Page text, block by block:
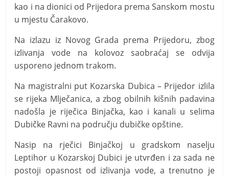
kao i na dionici od Prijedora prema Sanskom mostu
u mjestu Čarakovo.
Na izlazu iz Novog Grada prema Prijedoru, zbog
izlivanja vode na kolovoz saobraćaj se odvija
usporeno jednom trakom.
Na magistralni put Kozarska Dubica – Prijedor izlila
se rijeka Mlječanica, a zbog obilnih kišnih padavina
nadošla je riječica Binjačka, kao i kanali u selima
Dubičke Ravni na području dubičke opštine.
Nasip na rječici Binjačkoj u gradskom naselju
Leptihor u Kozarskoj Dubici je utvrđen i za sada ne
postoji opasnost od izlivanja vode, a trenutno je